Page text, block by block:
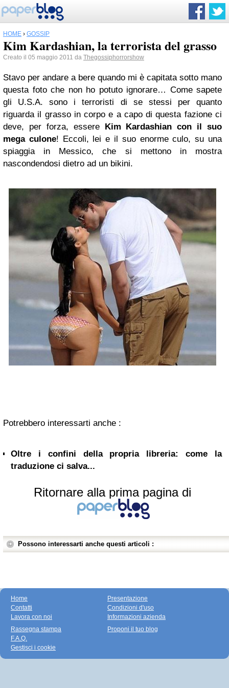
HOME › GOSSIP
Kim Kardashian, la terrorista del grasso
Creato il 05 maggio 2011 da Thegossiphorrorshow
Stavo per andare a bere quando mi è capitata sotto mano
questa foto che non ho potuto ignorare… Come sapete
gli U.S.A. sono i terroristi di se stessi per quanto
riguarda il grasso in corpo e a capo di questa fazione ci
deve, per forza, essere Kim Kardashian con il suo
mega culone! Eccoli, lei e il suo enorme culo, su una
spiaggia in Messico, che si mettono in mostra
nascondendosi dietro ad un bikini.
Potrebbero interessarti anche :
Oltre i confini della propria libreria: come la
traduzione ci salva...
Ritornare alla prima pagina di
Possono interessarti anche questi articoli :
Home
Contatti
Lavora con noi
Presentazione
Condizioni d'uso
Informazioni azienda
Rassegna stampa
F.A.Q.
Gestisci i cookie
Proponi il tuo blog